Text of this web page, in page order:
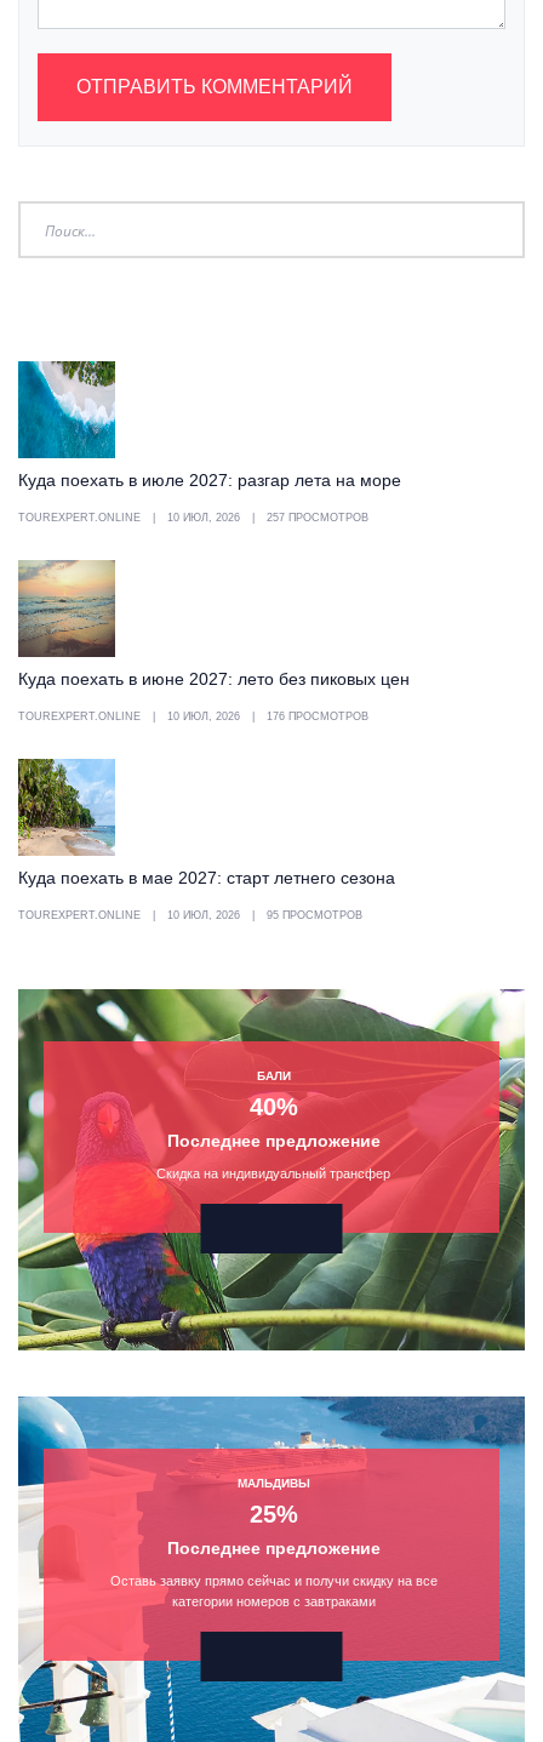
ОТПРАВИТЬ КОММЕНТАРИЙ
Куда поехать в июле 2027: разгар лета на море
TOUREXPERT.ONLINE 10 ИЮЛ, 2026 257 ПРОСМОТРОВ
Куда поехать в июне 2027: лето без пиковых цен
TOUREXPERT.ONLINE 10 ИЮЛ, 2026 176 ПРОСМОТРОВ
Куда поехать в мае 2027: старт летнего сезона
TOUREXPERT.ONLINE 10 ИЮЛ, 2026 95 ПРОСМОТРОВ
БАЛИ
40%
Последнее предложение
Скидка на индивидуальный трансфер
МАЛЬДИВЫ
25%
Последнее предложение
Оставь заявку прямо сейчас и получи скидку на все
категории номеров с завтраками